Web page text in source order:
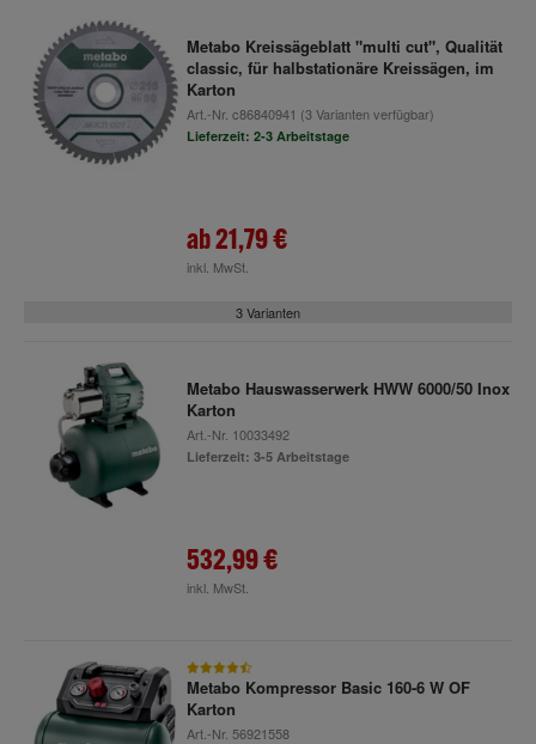
Metabo Kreissägeblatt "multi cut", Qualität
classic, für halbstationäre Kreissägen, im
Karton
Art.-Nr. c86840941 (3 Varianten verfügbar)
Lieferzeit: 2-3 Arbeitstage
ab21,79 €
inkl. MwSt.
3 Varianten
Metabo Hauswasserwerk HWW 6000/50 Inox
Karton
Art.-Nr. 10033492
Lieferzeit: 3-5 Arbeitstage
532,99 €
inkl. MwSt.
Metabo Kompressor Basic 160-6 W OF
Karton
Art.-Nr. 56921558